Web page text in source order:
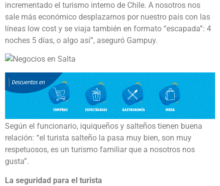
incrementado el turismo interno de Chile. A nosotros nos
sale más económico desplazarnos por nuestro país con las
líneas low cost y se viaja también en formato “escapada”: 4
noches 5 días, o algo así”, aseguró Gampuy.
Según el funcionario, iquiqueños y salteños tienen buena
relación: “el turista salteño la pasa muy bien, son muy
respetuosos, es un turismo familiar que a nosotros nos
gusta”.
La seguridad para el turista